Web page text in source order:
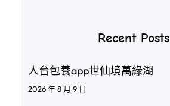
Recent Posts
人台包養app世仙境萬綠湖
2026 年 8 月 9 日